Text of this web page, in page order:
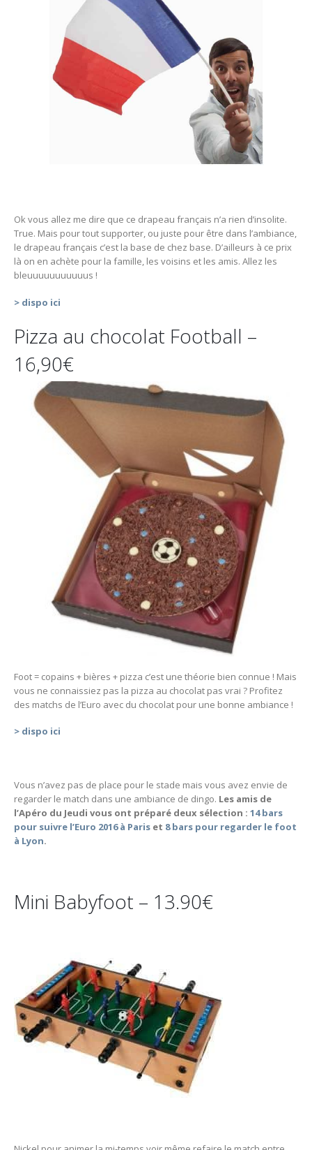
Ok vous allez me dire que ce drapeau français n’a rien d’insolite.
True. Mais pour tout supporter, ou juste pour être dans l’ambiance,
le drapeau français c’est la base de chez base. D’ailleurs à ce prix
là on en achète pour la famille, les voisins et les amis. Allez les
bleuuuuuuuuuuus !
> dispo ici
Pizza au chocolat Football –
16,90€
Foot = copains + bières + pizza c’est une théorie bien connue ! Mais
vous ne connaissiez pas la pizza au chocolat pas vrai ? Profitez
des matchs de l’Euro avec du chocolat pour une bonne ambiance !
> dispo ici
Vous n’avez pas de place pour le stade mais vous avez envie de
regarder le match dans une ambiance de dingo. Les amis de
l’Apéro du Jeudi vous ont préparé deux sélection : 14 bars
pour suivre l’Euro 2016 à Paris et 8 bars pour regarder le foot
à Lyon.
Mini Babyfoot – 13.90€